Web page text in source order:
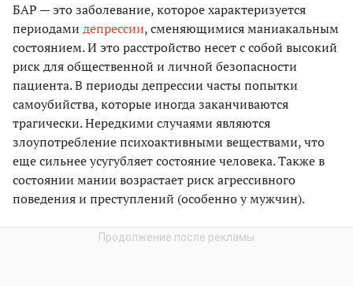
БАР — это заболевание, которое характеризуется
периодами депрессии, сменяющимися маниакальным
состоянием. И это расстройство несет с собой высокий
риск для общественной и личной безопасности
пациента. В периоды депрессии часты попытки
самоубийства, которые иногда заканчиваются
трагически. Нередкими случаями являются
злоупотребление психоактивными веществами, что
еще сильнее усугубляет состояние человека. Также в
состоянии мании возрастает риск агрессивного
поведения и преступлений (особенно у мужчин).